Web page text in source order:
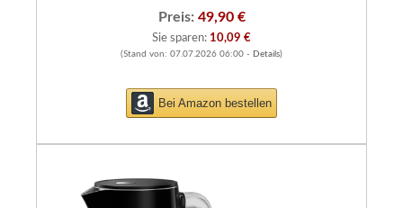
Preis: 49,90 €
Sie sparen: 10,09 €
(Stand von: 07.07.2026 06:00 - Details)
Bei Amazon bestellen